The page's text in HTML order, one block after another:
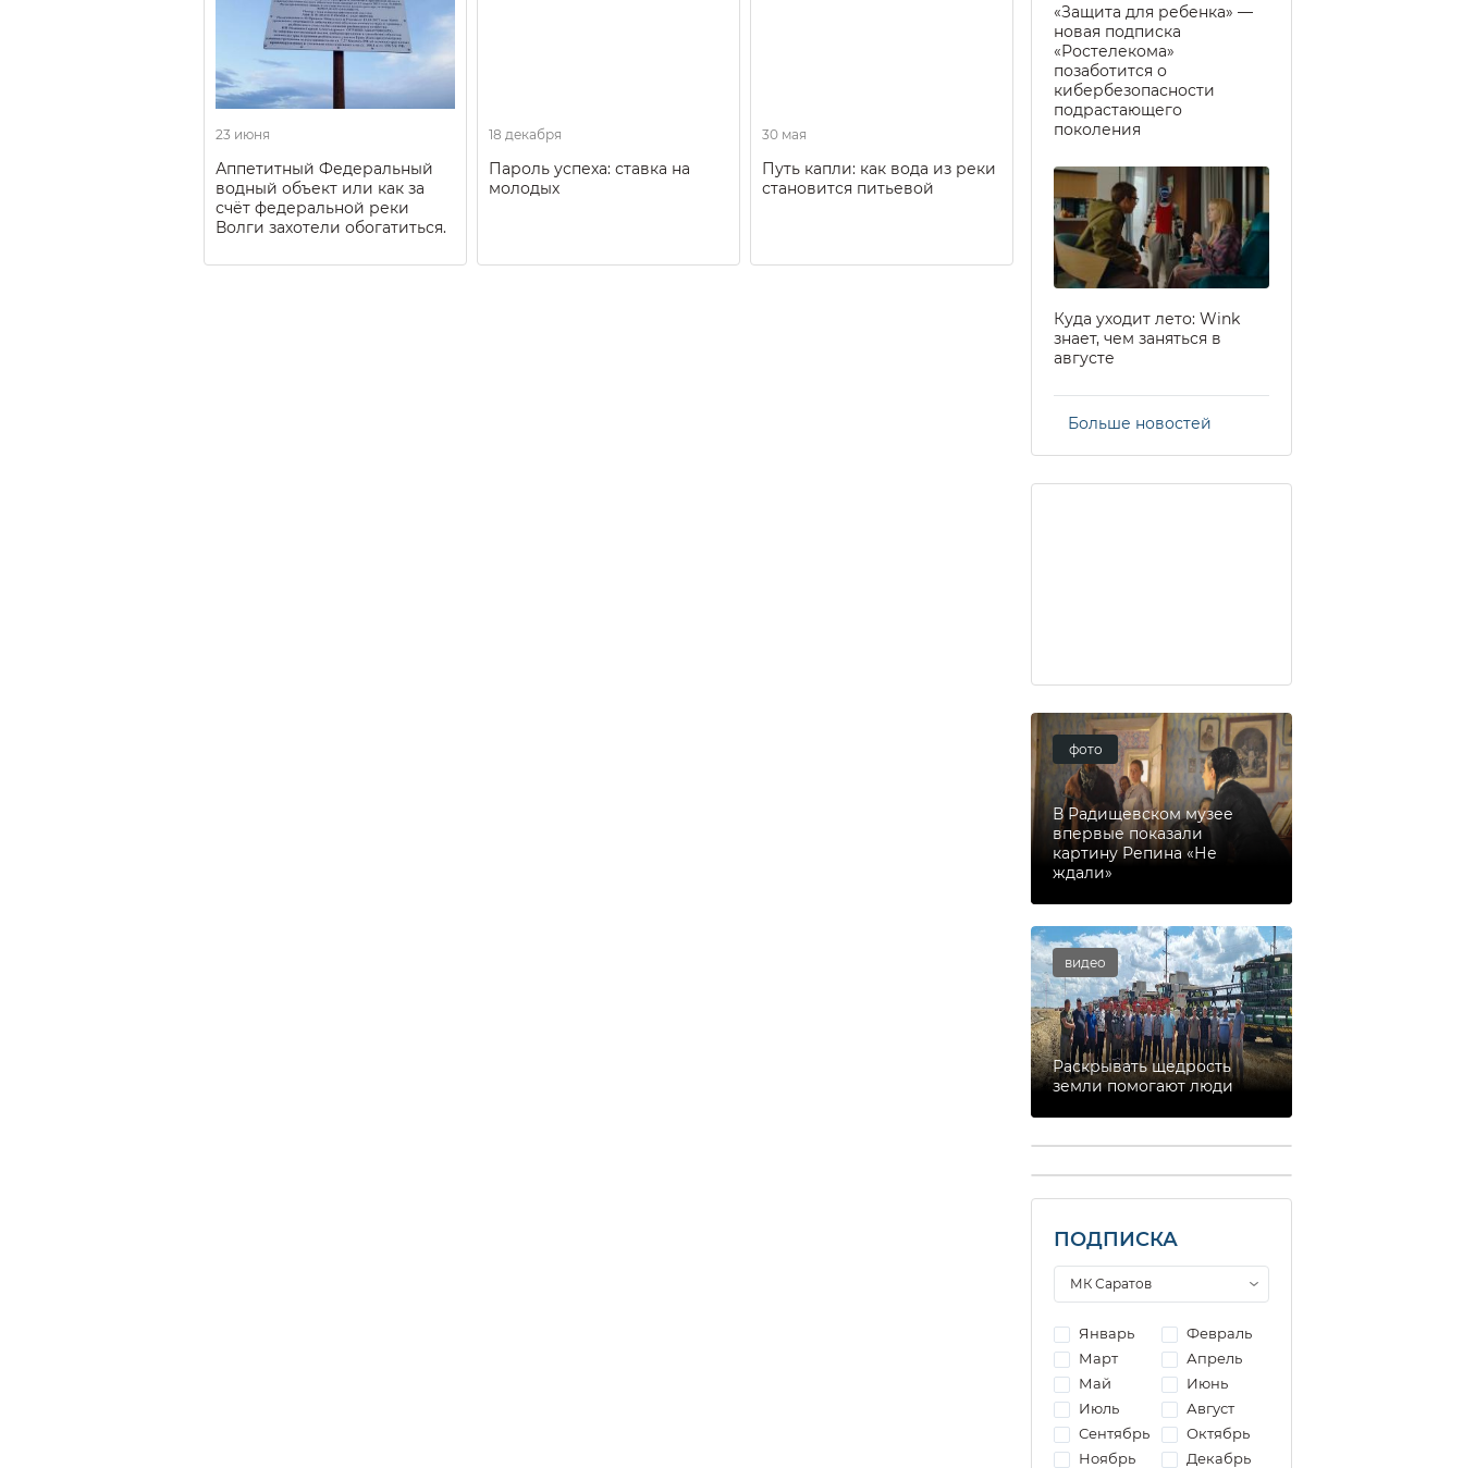
23 июня
Аппетитный Федеральный
водный объект или как за
счёт федеральной реки
Волги захотели обогатиться.
18 декабря
Пароль успеха: ставка на
молодых
30 мая
Путь капли: как вода из реки
становится питьевой
«Защита для ребенка» —
новая подписка
«Ростелекома»
позаботится о
кибербезопасности
подрастающего
поколения
Куда уходит лето: Wink
знает, чем заняться в
августе
Больше новостей
фото
В Радищевском музее
впервые показали
картину Репина «Не
ждали»
видео
Раскрывать щедрость
земли помогают люди
ПОДПИСКА
Январь
Февраль
Март
Апрель
Май
Июнь
Июль
Август
Сентябрь
Октябрь
Ноябрь
Декабрь